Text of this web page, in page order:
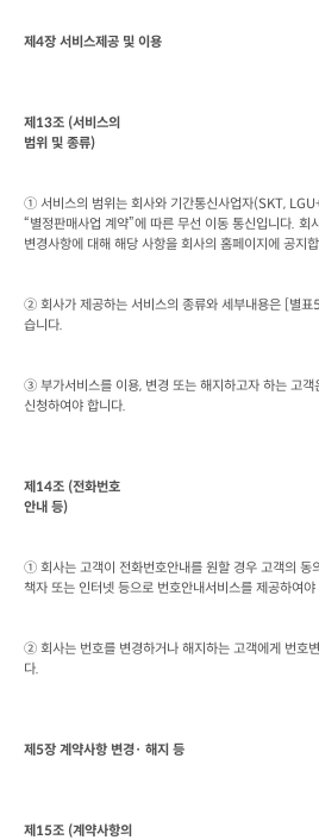
제 4장 서비스제공 및 이용
제 13조 (서비스의
범위 및 종류)
① 서비스의 범위는 회사와 기간통신사업자(SKT,
“별정판매사업 계약”에 따른 무선 이동 통신입니다. 회
변경사항에 대해 해당 사항을 회사의 홈페이지에 공지
② 회사가 제공하는 서비스의 종류와 세부내용은 별표5_
습니다.
③ 부가서비스를 이용, 변경 또는 해지하고자 하는 고객
신청하여야 합니다.
제 14조 (전화번호
안내 등)
① 회사는 고객이 전화번호안내를 원할 경우 고객의 동
책자 또는 인터넷 등으로 번호안내서비스를 제공하여야
② 회사는 번호를 변경하거나 해지하는 고객에게 번호
다.
제 5장 계약사항 변경· 해지 등
제 15조 (계약사항의